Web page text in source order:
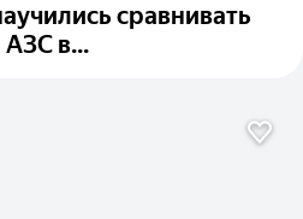
сравнивать
АЗС в...